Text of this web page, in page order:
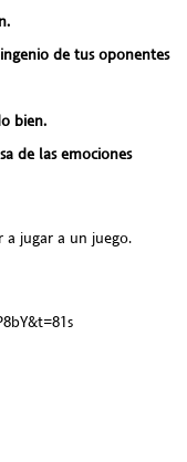
de tus oponentes
bien.
de las emociones
a jugar a un juego.